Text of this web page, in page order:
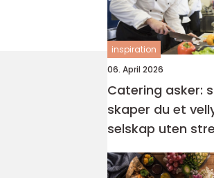
inspiration
06. April 2026
Catering asker:
skaper du et
selskap uten